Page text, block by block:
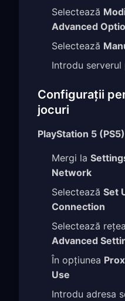
Selectează
Advanced
Selectează
Introdu
Configurații
jocuri
PlayStation 5
Mergi la
Network
Selectează Set
Connection
Selectează
Advanced
În opțiunea
Use
Introdu adresa